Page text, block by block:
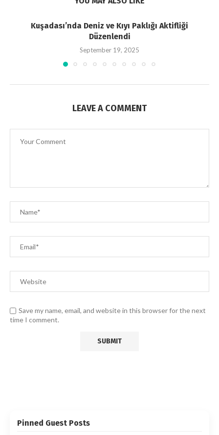
Kuşadası’nda Deniz ve Kıyı Paklığı Aktifliği
Düzenlendi
September 19, 2025
LEAVE A COMMENT
Save my name, email, and website in this browser for the next
time I comment.
Pinned Guest Posts